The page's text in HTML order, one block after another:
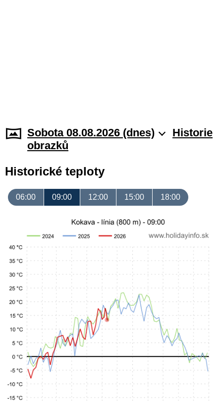
Sobota 08.08.2026 (dnes)
Historie
obrazků
Historické teploty
06:00 09:00 12:00 15:00 18:00